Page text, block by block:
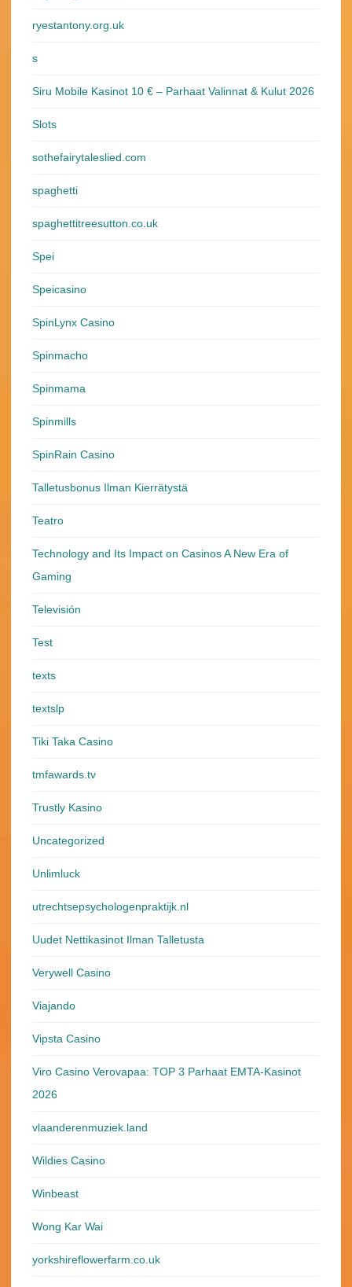
ryestantony.org.uk
s
Siru Mobile Kasinot 10 € – Parhaat Valinnat & Kulut 2026
Slots
sothefairytaleslied.com
spaghetti
spaghettitreesutton.co.uk
Spei
Speicasino
SpinLynx Casino
Spinmacho
Spinmama
Spinmills
SpinRain Casino
Talletusbonus Ilman Kierrätystä
Teatro
Technology and Its Impact on Casinos A New Era of
Gaming
Televisión
Test
texts
textslp
Tiki Taka Casino
tmfawards.tv
Trustly Kasino
Uncategorized
Unlimluck
utrechtsepsychologenpraktijk.nl
Uudet Nettikasinot Ilman Talletusta
Verywell Casino
Viajando
Vipsta Casino
Viro Casino Verovapaa: TOP 3 Parhaat EMTA-Kasinot
2026
vlaanderenmuziek.land
Wildies Casino
Winbeast
Wong Kar Wai
yorkshireflowerfarm.co.uk